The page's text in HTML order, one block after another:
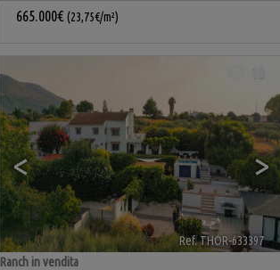
665.000€ (23,75€/m²)
< >
Ref. THOR-633397🔗
Ranch in vendita